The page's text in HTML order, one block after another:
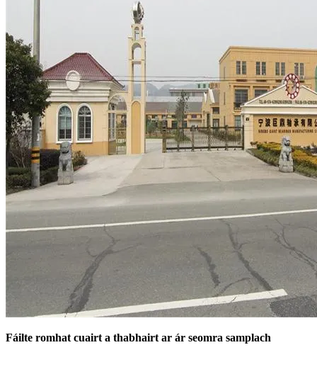
Fáilte romhat cuairt a thabhairt ar ár seomra samplach